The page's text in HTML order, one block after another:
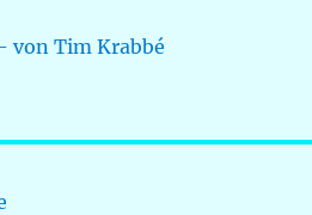
von Tim Krabbé